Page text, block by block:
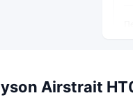
Airstrait